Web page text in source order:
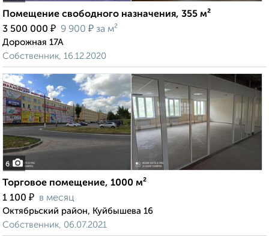
Помещение свободного назначения, 355 м²
3 500 000 ₽ 9 900 ₽ за м²
Дорожная 17А
Собственник, 16.12.2020
6
Торговое помещение, 1000 м²
1 100 ₽ в месяц
Октябрьский район, Куйбышева 16
Собственник, 06.07.2021